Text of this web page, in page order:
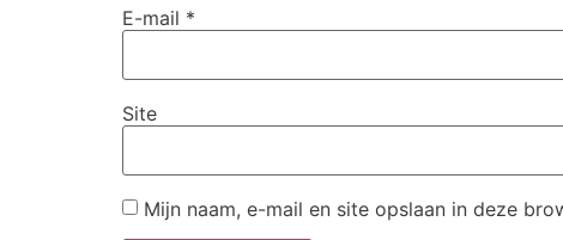
E-mail *
Site
Mijn naam, e-mail en site opslaan in deze